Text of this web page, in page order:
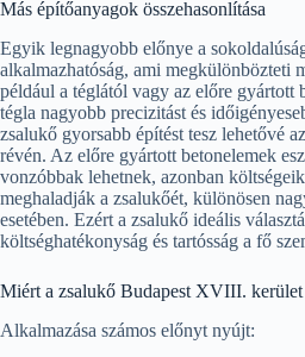
Más építőanyagok összehasonlítása
Egyik legnagyobb előnye a
alkalmazhatóság, ami megkülönbözteti
például a téglától vagy az előre gyártott
tégla nagyobb precizitást és
zsalukő gyorsabb építést tesz lehetővé
révén. Az előre gyártott betonelemek
vonzóbbak lehetnek, azonban
meghaladják a zsalukőét, különösen
esetében. Ezért a zsalukő ideális
költséghatékonyság és tartósság a fő
Miért a zsalukő Budapest XVIII.
Alkalmazása számos előnyt nyújt: